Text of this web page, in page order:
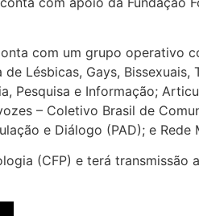
com um grupo operativo
Lésbicas, Gays, Bissexuais,
Pesquisa e Informação;
– Coletivo Brasil de
e Diálogo (PAD); e Rede
(CFP) e terá transmissão